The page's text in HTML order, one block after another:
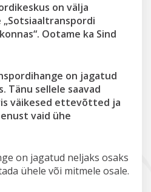
on välja
Ootame ka Sind
on jagatud
Tänu sellele saavad
väikesed ettevõtted ja
vaid ühe
on jagatud neljaks osaks
ühele või mitmele osale.